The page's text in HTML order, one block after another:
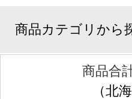
商品カテゴリから
商品合
（北